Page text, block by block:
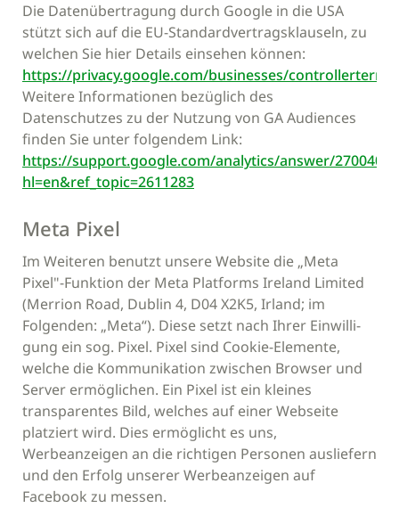
Die Datenübertragung durch Google in die USA
stützt sich auf die EU-Standardvertragsklauseln, zu
welchen Sie hier Details einsehen können:
https://privacy.google.com/businesses/
Weitere Informationen bezüglich des
Datenschutzes zu der Nutzung von GA Audiences
finden Sie unter folgendem Link:
https://support.google.com/analytics/answer/2700409?
hl=en&ref_topic=2611283
Meta Pixel
Im Weiteren benutzt unsere Website die „Meta
Pixel"-Funktion der Meta Platforms Ireland Limited
(Merrion Road, Dublin 4, D04 X2K5, Irland; im
Folgenden: „Meta“). Diese setzt nach Ihrer Einwilli-
gung ein sog. Pixel. Pixel sind Cookie-Elemente,
welche die Kommunikation zwischen Browser und
Server ermöglichen. Ein Pixel ist ein kleines
transparentes Bild, welches auf einer Webseite
platziert wird. Dies ermöglicht es uns,
Werbeanzeigen an die richtigen Personen ausliefern
und den Erfolg unserer Werbeanzeigen auf
Facebook zu messen.